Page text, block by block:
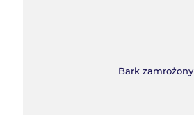
Bark zamrożony